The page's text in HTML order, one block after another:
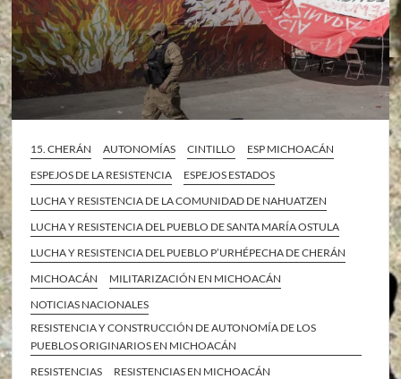
15. CHERÁN AUTONOMÍAS CINTILLO
ESP MICHOACÁN
ESPEJOS DE LA RESISTENCIA
ESPEJOS ESTADOS
LUCHA Y RESISTENCIA DE LA COMUNIDAD DE NAHUATZEN
LUCHA Y RESISTENCIA DEL PUEBLO DE SANTA MARÍA OSTULA
LUCHA Y RESISTENCIA DEL PUEBLO P’URHÉPECHA DE CHERÁN
MICHOACÁN
MILITARIZACIÓN EN MICHOACÁN
NOTICIAS NACIONALES
RESISTENCIA Y CONSTRUCCIÓN DE AUTONOMÍA DE LOS
PUEBLOS ORIGINARIOS EN MICHOACÁN
RESISTENCIAS
RESISTENCIAS EN MICHOACÁN